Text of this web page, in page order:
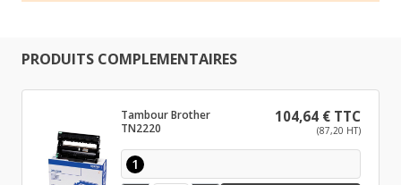
PRODUITS COMPLEMENTAIRES
Tambour Brother
TN2220
104,64 € TTC
(87,20 HT)
1